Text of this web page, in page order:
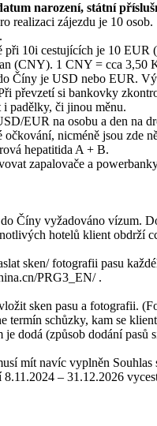
narození, státní
realizaci zájezdu je 10 osob.
při 10i cestujících je 10 EUR
(CNY). 1 CNY = cca 3,50
Číny je USD nebo EUR.
převzetí si bankovky
i padělky, či jinou měnu.
EUR na osobu a den na
nicméně jsou zde
hepatitida A + B.
zapalovače a
Číny vyžadováno vízum.
hotelů klient obdrží
sken/ fotografii pasu
PRG3_EN/ .
sken pasu a fotografii.
termín schůzky, kam se
je dodá (způsob dodání pasů
mít navíc vyplněn Souhlas
– 31.12.2026